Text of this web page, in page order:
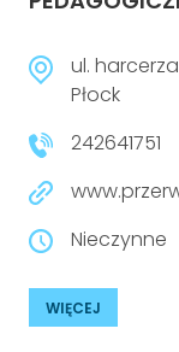
ul.
Płock
242641751
Nieczynne
WIĘCEJ